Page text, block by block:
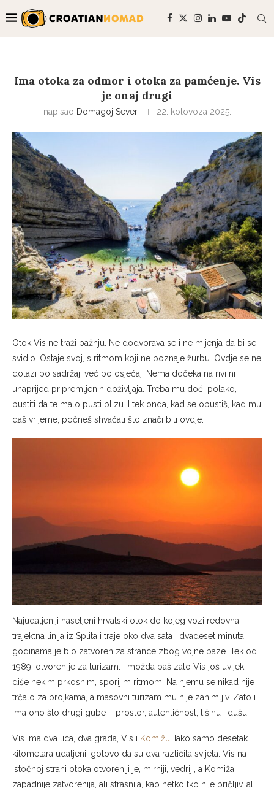
Ima otoka za odmor i otoka za pamćenje. Vis
je onaj drugi
napisao Domagoj Sever 22. kolovoza 2025.
Otok Vis ne traži pažnju. Ne dodvorava se i ne mijenja da bi se
svidio. Ostaje svoj, s ritmom koji ne poznaje žurbu. Ovdje se ne
dolazi po sadržaj, već po osjećaj. Nema dočeka na rivi ni
unaprijed pripremljenih doživljaja. Treba mu doći polako,
pustiti da te malo pusti blizu. I tek onda, kad se opustiš, kad mu
daš vrijeme, počneš shvaćati što znači biti ovdje.
Najudaljeniji naseljeni hrvatski otok do kojeg vozi redovna
trajektna linija iz Splita i traje oko dva sata i dvadeset minuta,
godinama je bio zatvoren za strance zbog vojne baze. Tek od
1989. otvoren je za turizam. I možda baš zato Vis još uvijek
diše nekim prkosnim, sporijim ritmom. Na njemu se nikad nije
trčalo za brojkama, a masovni turizam mu nije zanimljiv. Zato i
ima ono što drugi gube – prostor, autentičnost, tišinu i dušu.
Vis ima dva lica, dva grada, Vis i Komižu. Iako samo desetak
kilometara udaljeni, gotovo da su dva različita svijeta. Vis na
istočnoj strani otoka otvoreniji je, mirniji, vedriji, a Komiža
zapadnije zatvorenija, ali strasnija, kao netko tko nije pričljiv, ali